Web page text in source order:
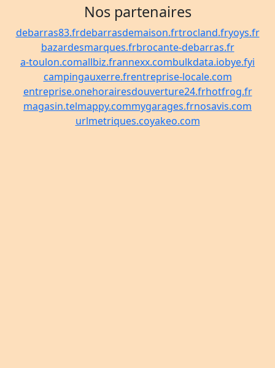
Nos partenaires
debarras83.frdebarrasdemaison.frtrocland.fryoys.fr
bazardesmarques.frbrocante-debarras.fr
a-toulon.comallbiz.frannexx.combulkdata.iobye.fyi
campingauxerre.frentreprise-locale.com
entreprise.onehorairesdouverture24.frhotfrog.fr
magasin.telmappy.commygarages.frnosavis.com
urlmetriques.coyakeo.com